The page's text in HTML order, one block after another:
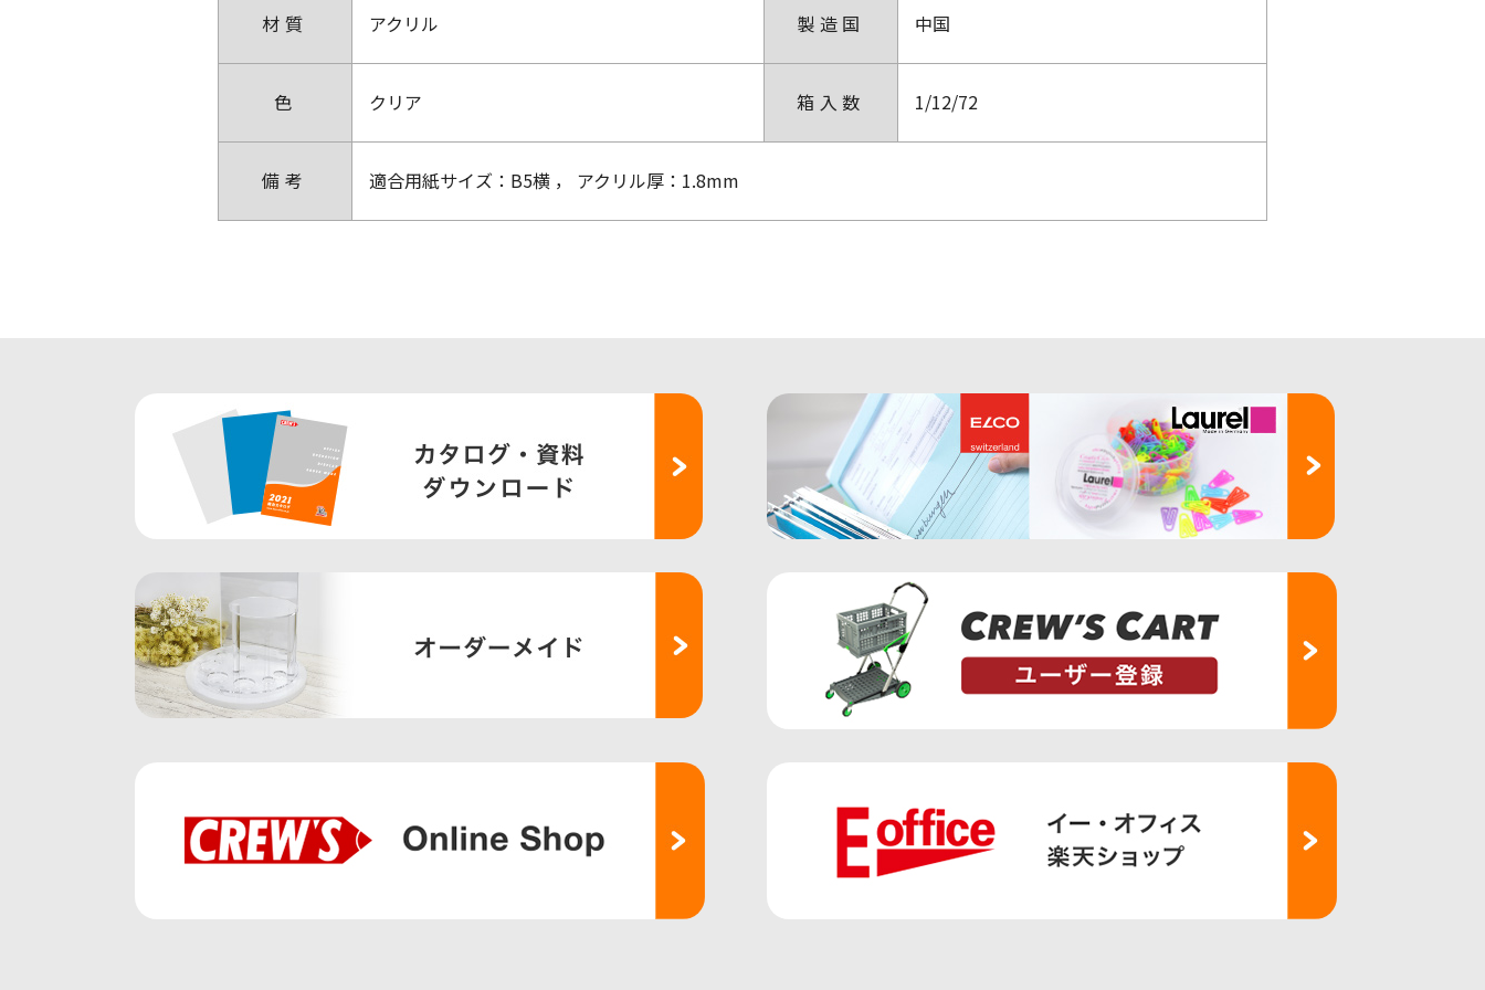
材質 アクリル 製造国 中国
色 クリア 箱入数 1/12/72
備考 適合用紙サイズ：B5横 ， アクリル厚：1.8mm